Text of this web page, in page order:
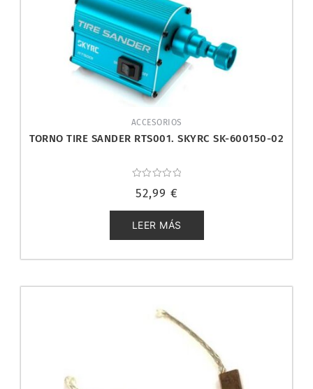
ACCESORIOS
TORNO TIRE SANDER RTS001. SKYRC SK-600150-02
con
de
5
52,99 €
LEER MÁS